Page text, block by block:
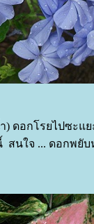
ดอกโรยไปซะแ
สนใจ ... ดอกพยั